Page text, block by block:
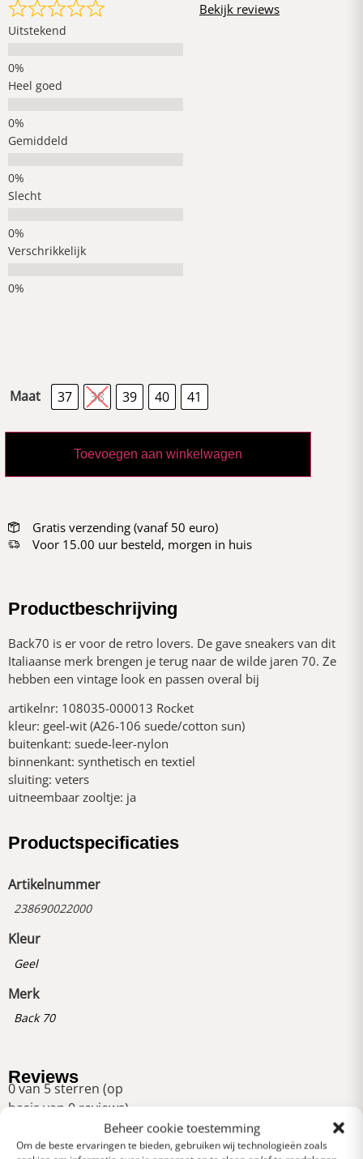
Beheer cookie toestemming
Om de beste ervaringen te bieden, gebruiken wij technologieën zoals
Uitstekend
Heel goed
Gemiddeld
Slecht
Verschrikkelijk
Bekijk reviews
Maat 37 38 39 40 41
Toevoegen aan winkelwagen
Gratis verzending (vanaf 50 euro)
Voor 15.00 uur besteld, morgen in huis
Productbeschrijving
Back70 is er voor de retro lovers. De gave sneakers van dit
Italiaanse merk brengen je terug naar de wilde jaren 70. Ze
hebben een vintage look en passen overal bij
artikelnr: 108035-000013 Rocket
kleur: geel-wit (A26-106 suede/cotton sun)
buitenkant: suede-leer-nylon
binnenkant: synthetisch en textiel
sluiting: veters
uitneembaar zooltje: ja
Productspecificaties
Artikelnummer
238690022000
Kleur
Geel
Merk
Back 70
Reviews
0 van 5 sterren (op
basis van 0 reviews)